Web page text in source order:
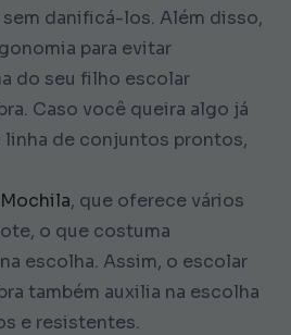
danificá-los. Além disso,
para evitar
do seu filho escolar
Caso você queira algo já
de conjuntos prontos,
, que oferece vários
o que costuma
escolha. Assim, o escolar
também auxilia na escolha
e resistentes.